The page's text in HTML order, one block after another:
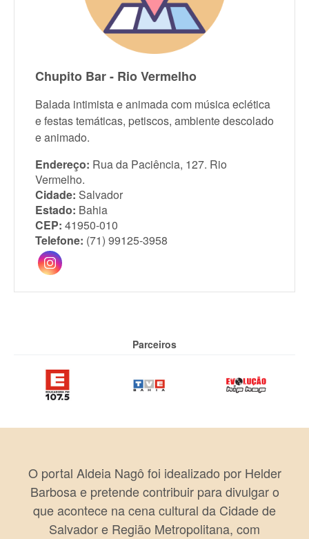
Chupito Bar - Rio Vermelho
Balada intimista e animada com música eclética
e festas temáticas, petiscos, ambiente descolado
e animado.
Endereço: Rua da Paciência, 127. Rio
Vermelho.
Cidade: Salvador
Estado: Bahia
CEP: 41950-010
Telefone: (71) 99125-3958
Parceiros
O portal Aldeia Nagô foi idealizado por Helder
Barbosa e pretende contribuir para divulgar o
que acontece na cena cultural da Cidade de
Salvador e Região Metropolitana, com